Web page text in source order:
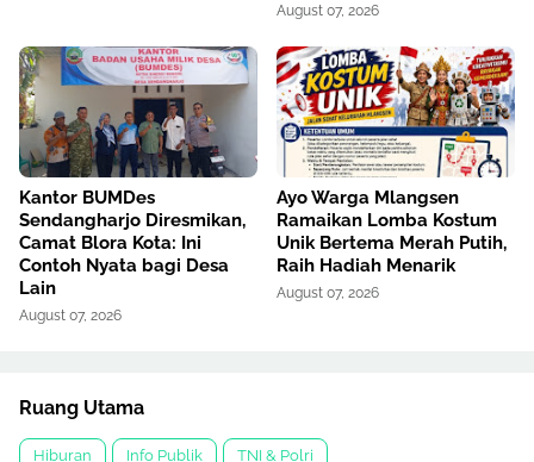
August 07, 2026
Kantor BUMDes
Sendangharjo Diresmikan,
Camat Blora Kota: Ini
Contoh Nyata bagi Desa
Lain
August 07, 2026
Ayo Warga Mlangsen
Ramaikan Lomba Kostum
Unik Bertema Merah Putih,
Raih Hadiah Menarik
August 07, 2026
Ruang Utama
Hiburan Info Publik TNI & Polri